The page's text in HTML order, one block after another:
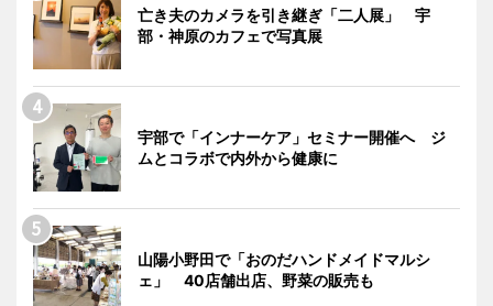
亡き夫のカメラを引き継ぎ「二人展」 宇
部・神原のカフェで写真展
宇部で「インナーケア」セミナー開催へ ジ
ムとコラボで内外から健康に
山陽小野田で「おのだハンドメイドマルシ
ェ」 40店舗出店、野菜の販売も